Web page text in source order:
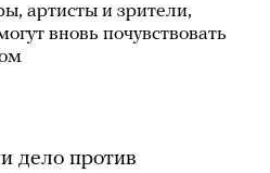
артисты и зрители,
вновь почувствовать
дело против